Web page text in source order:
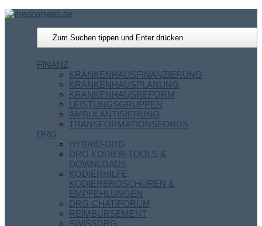
FINANZ
KRANKENHAUSFINANZIERUNG
KRANKENHAUSPLANUNG
KRANKENHAUSREFORM
LEISTUNGSGRUPPEN
AMBULANTISIERUNG
TRANSFORMATIONSFONDS
DRG
HYBRID-DRG
DRG KODIER-TOOLS &
DOWNLOADS
KODIERHILFE,
KODIERBROSCHÜREN &
EMPFEHLUNGEN
DRG-CHAT/FORUM
REIMBURSEMENT
SWISSDRG